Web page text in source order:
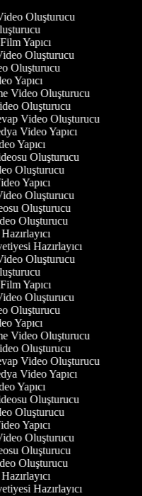
Oluşturucu
Yapıcı
Oluşturucu
Oluşturucu
Yapıcı
Video Oluşturucu
Oluşturucu
Video Oluşturucu
Video Yapıcı
Yapıcı
Oluşturucu
Oluşturucu
Yapıcı
Oluşturucu
Oluşturucu
Oluşturucu
Hazırlayıcı
Oluşturucu
Yapıcı
Oluşturucu
Oluşturucu
Yapıcı
Video Oluşturucu
Oluşturucu
Video Oluşturucu
Video Yapıcı
Yapıcı
Oluşturucu
Oluşturucu
Yapıcı
Oluşturucu
Oluşturucu
Oluşturucu
Hazırlayıcı